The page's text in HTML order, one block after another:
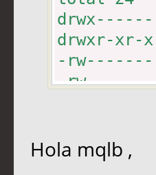
drwx------
drwxr-xr-
-rw-------
-rw-------
secring.gpg
-rw-------
Hola mqlb ,